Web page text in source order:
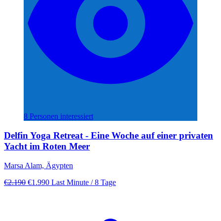
8 Personen interessiert
Delfin Yoga Retreat - Eine Woche auf einer privaten
Yacht im Roten Meer
Marsa Alam, Ägypten
€2.190 €1.990 Last Minute / 8 Tage